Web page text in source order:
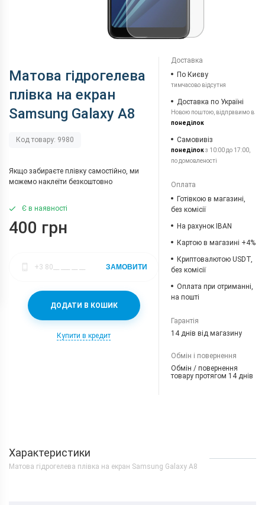
Матова гідрогелева
плівка на екран
Samsung Galaxy A8
Код товару: 9980
Якщо забираєте плівку самостійно, ми
можемо наклеїти безкоштовно
Є в наявності
400 грн
ДОДАТИ В КОШИК
Купити в кредит
ЗАМОВИТИ
Доставка
По Києву
тимчасово відсутня
Доставка по Україні
Новою поштою, відправимо в
понеділок
Самовивіз
понеділокз 10:00 до 17:00,
по домовленості
Оплата
Готівкою в магазині,
без комісії
На рахунок IBAN
Картою в магазині +4%
Криптовалютою USDT,
без комісії
Оплата при отриманні,
на пошті
Гарантія
14 днів від магазину
Обмін і повернення
Обмін / повернення
товару протягом 14 днів
Характеристики
Матова гідрогелева плівка на екран Samsung Galaxy A8